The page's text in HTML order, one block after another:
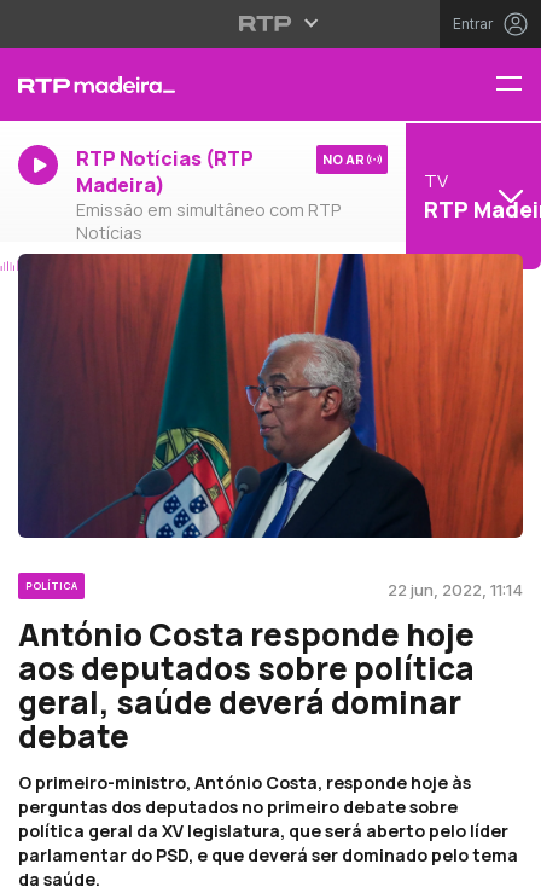
Entrar
RTP Notícias (RTP
Madeira)
Emissão em simultâneo com RTP
Notícias
NO AR
TV
RTP
POLÍTICA 22 jun, 2022, 11:14
António Costa responde hoje
aos deputados sobre política
geral, saúde deverá dominar
debate
O primeiro-ministro, António Costa, responde hoje às
perguntas dos deputados no primeiro debate sobre
política geral da XV legislatura, que será aberto pelo líder
parlamentar do PSD, e que deverá ser dominado pelo tema
da saúde.